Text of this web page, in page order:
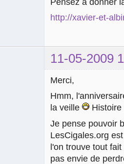
http://xavier-et-
11-05-2009
Merci,
Hmm,
la veille
Je pense pouvoir
LesCigales.org
l'on trouve tout
pas envie de